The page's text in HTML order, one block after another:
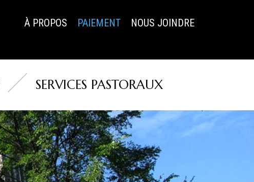
À PROPOS PAIEMENT NOUS JOINDRE
SERVICES PASTORAUX